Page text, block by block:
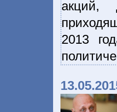
акций,
2013